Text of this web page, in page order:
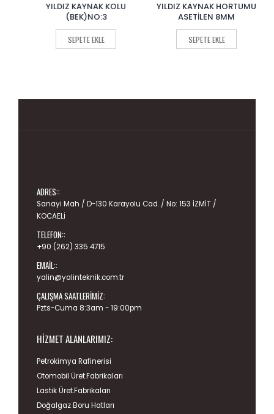
0
out
5
YILDIZ KAYNAK KOLU
(BEK)NO:3
SEPETE EKLE
0
out
of
5
YILDIZ KAYNAK HORTUMU
ASETİLEN 8MM
SEPETE EKLE
ADRES::
Sanayi Mah / D-130 Karayolu Cad. / No: 153 İZMİT /
KOCAELİ
TELEFON::
+90 (262) 335 4715
EMAIL::
yalin@yalinteknik.com.tr
ÇALIŞMA SAATLERIMIZ:
Pzts-Cuma 8:3am - 19:00pm
HIZMET ALANLARIMIZ:
Petrokimya Rafinerisi
Otomobil Üret.Fabrikaları
Lastik Üret.Fabrikaları
Doğalgaz Boru Hatları